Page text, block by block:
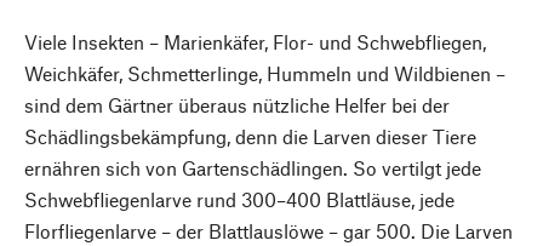
Viele Insekten – Marienkäfer, Flor- und Schwebfliegen,
Weichkäfer, Schmetterlinge, Hummeln und Wildbienen –
sind dem Gärtner überaus nützliche Helfer bei der
Schädlingsbekämpfung, denn die Larven dieser Tiere
ernähren sich von Gartenschädlingen. So vertilgt jede
Schwebfliegenlarve rund 300–400 Blattläuse, jede
Florfliegenlarve – der Blattlauslöwe – gar 500. Die Larven